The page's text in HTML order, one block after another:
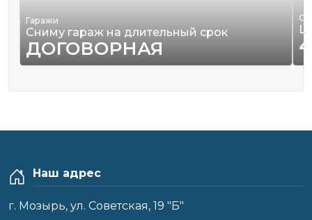
Гаражи
Сниму гараж на длительный срок
ДОГОВОРНАЯ
Наш адрес
г. Мозырь, ул. Советская, 19 "Б"